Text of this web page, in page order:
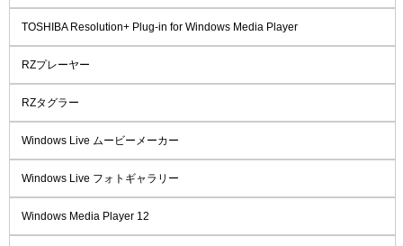
TOSHIBA Resolution+ Plug-in for Windows Media Player
RZプレーヤー
RZタグラー
Windows Live ムービーメーカー
Windows Live フォトギャラリー
Windows Media Player 12